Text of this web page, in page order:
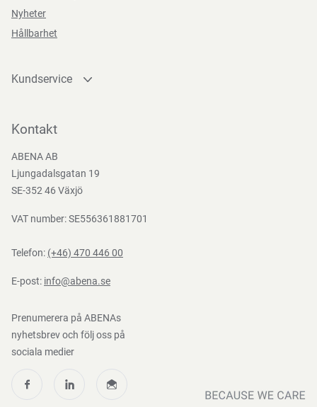
Nyheter
Hållbarhet
Kundservice
Bli kund
Nedladdningar
Kontakt
ABENA AB
Ljungadalsgatan 19
SE-352 46 Växjö
VAT number: SE556361881701
Telefon: (+46) 470 446 00
E-post: info@abena.se
Prenumerera på ABENAs
nyhetsbrev och följ oss på
sociala medier